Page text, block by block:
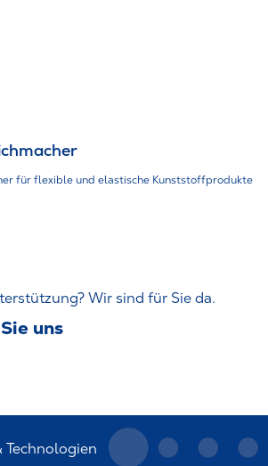
für flexible und elastische Kunststoffprodukte
Wir sind für Sie da.
uns
Technologien